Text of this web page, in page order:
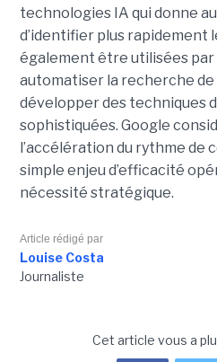
technologies IA qui donne
d’identifier plus rapidement
également être utilisées
automatiser la recherche
développer des techniques
sophistiquées. Google
l’accélération du rythme de
simple enjeu d’efficacité
nécessité stratégique.
Article rédigé par
Louise Costa
Journaliste
Cet article vous a